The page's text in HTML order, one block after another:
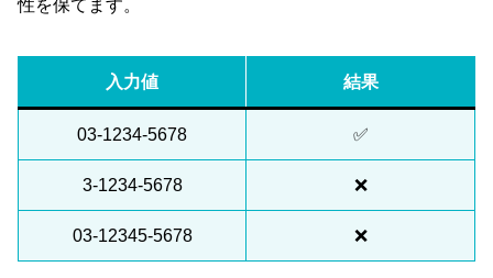
性を保てます。
入力値 結果
03-1234-5678 ✅
3-1234-5678 ❌
03-12345-5678 ❌